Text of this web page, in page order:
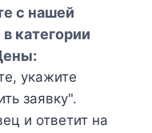
с нашей
категории
укажите
заявку".
и ответит на